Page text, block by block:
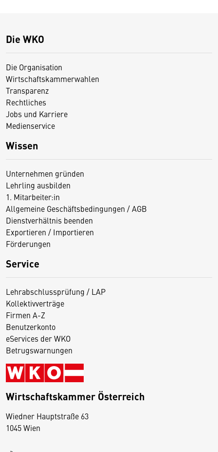
Die WKO
Die Organisation
Wirtschaftskammerwahlen
Transparenz
Rechtliches
Jobs und Karriere
Medienservice
Wissen
Unternehmen gründen
Lehrling ausbilden
1. Mitarbeiter:in
Allgemeine Geschäftsbedingungen / AGB
Dienstverhältnis beenden
Exportieren / Importieren
Förderungen
Service
Lehrabschlussprüfung / LAP
Kollektivverträge
Firmen A-Z
Benutzerkonto
eServices der WKO
Betrugswarnungen
Wirtschaftskammer Österreich
Wiedner Hauptstraße 63
1045 Wien
D